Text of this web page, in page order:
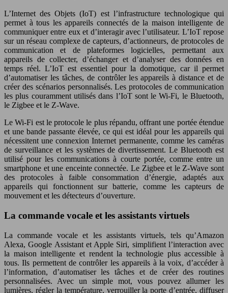
L’Internet des Objets (IoT) est l’infrastructure technologique qui
permet à tous les appareils connectés de la maison intelligente de
communiquer entre eux et d’interagir avec l’utilisateur. L’IoT repose
sur un réseau complexe de capteurs, d’actionneurs, de protocoles de
communication et de plateformes logicielles, permettant aux
appareils de collecter, d’échanger et d’analyser des données en
temps réel. L’IoT est essentiel pour la domotique, car il permet
d’automatiser les tâches, de contrôler les appareils à distance et de
créer des scénarios personnalisés. Les protocoles de communication
les plus couramment utilisés dans l’IoT sont le Wi-Fi, le Bluetooth,
le Zigbee et le Z-Wave.
Le Wi-Fi est le protocole le plus répandu, offrant une portée étendue
et une bande passante élevée, ce qui est idéal pour les appareils qui
nécessitent une connexion Internet permanente, comme les caméras
de surveillance et les systèmes de divertissement. Le Bluetooth est
utilisé pour les communications à courte portée, comme entre un
smartphone et une enceinte connectée. Le Zigbee et le Z-Wave sont
des protocoles à faible consommation d’énergie, adaptés aux
appareils qui fonctionnent sur batterie, comme les capteurs de
mouvement et les détecteurs d’ouverture.
La commande vocale et les assistants virtuels
La commande vocale et les assistants virtuels, tels qu’Amazon
Alexa, Google Assistant et Apple Siri, simplifient l’interaction avec
la maison intelligente et rendent la technologie plus accessible à
tous. Ils permettent de contrôler les appareils à la voix, d’accéder à
l’information, d’automatiser les tâches et de créer des routines
personnalisées. Avec un simple mot, vous pouvez allumer les
lumières, régler la température, verrouiller la porte d’entrée, diffuser